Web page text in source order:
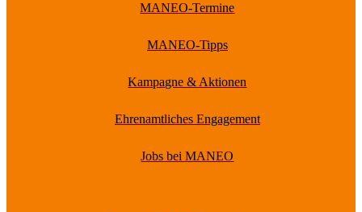
MANEO-Termine
MANEO-Tipps
Kampagne & Aktionen
Ehrenamtliches Engagement
Jobs bei MANEO